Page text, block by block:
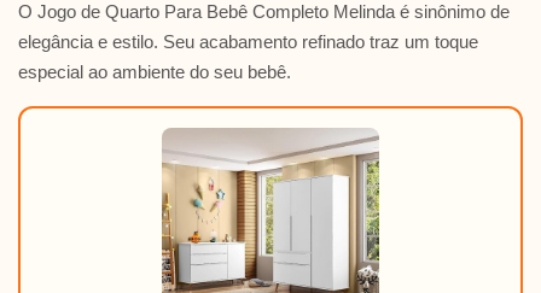
O Jogo de Quarto Para Bebê Completo Melinda é sinônimo de
elegância e estilo. Seu acabamento refinado traz um toque
especial ao ambiente do seu bebê.